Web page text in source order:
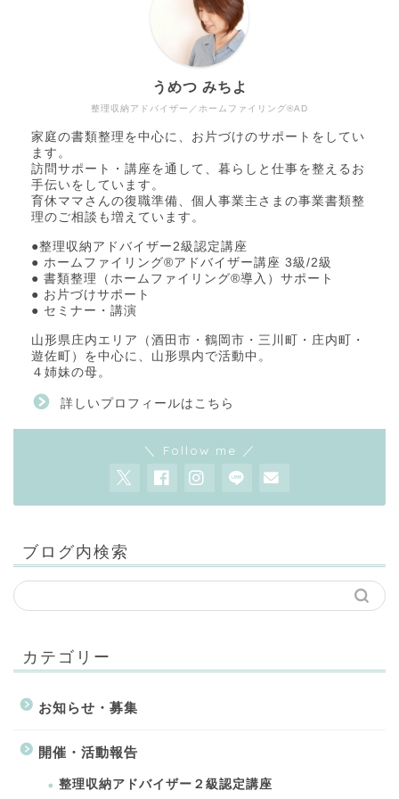
整理収納アドバイザー／ホームファイリング®AD
うめつ みちよ
家庭の書類整理を中心に、お片づけのサポートをしてい
ます。
訪問サポート・講座を通して、暮らしと仕事を整えるお
手伝いをしています。
育休ママさんの復職準備、個人事業主さまの事業書類整
理のご相談も増えています。
●整理収納アドバイザー2級認定講座
● ホームファイリング®アドバイザー講座 3級/2級
● 書類整理（ホームファイリング®導入）サポート
● お片づけサポート
● セミナー・講演
山形県庄内エリア（酒田市・鶴岡市・三川町・庄内町・
遊佐町）を中心に、山形県内で活動中。
４姉妹の母。
詳しいプロフィールはこちら
＼ Follow me ／
ブログ内検索
カテゴリー
お知らせ・募集
開催・活動報告
整理収納アドバイザー２級認定講座